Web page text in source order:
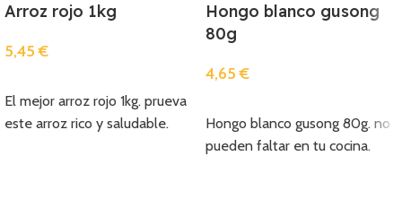
Arroz rojo 1kg
5,45€
El mejor arroz rojo 1kg. prueva
este arroz rico y saludable.
Hongo blanco gusong
80g
4,65€
Hongo blanco gusong 80g. no
pueden faltar en tu cocina.